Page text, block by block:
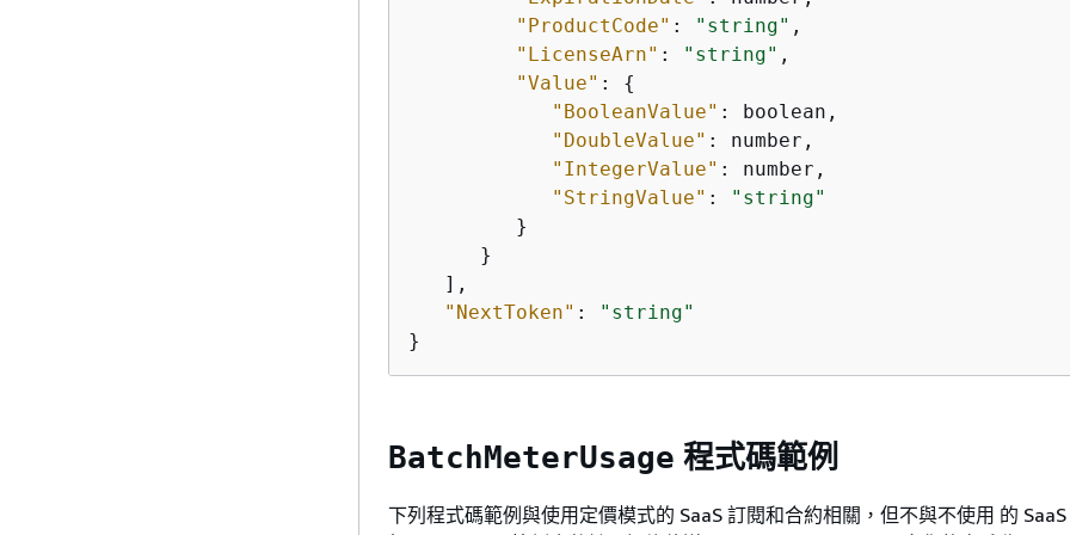
"ProductCode" : "string" ,
"LicenseArn" : "string" ,
"Value" : {
"BooleanValue" : boolean,
"DoubleValue" : number,
"IntegerValue" : number,
"StringValue" :
"string"
         }
      }
   ],
"NextToken" :
"string"
BatchMeterUsage 程式碼範例
下列程式碼範例與使用定價模式的 SaaS 訂閱和合約相關，但不與不使用 的